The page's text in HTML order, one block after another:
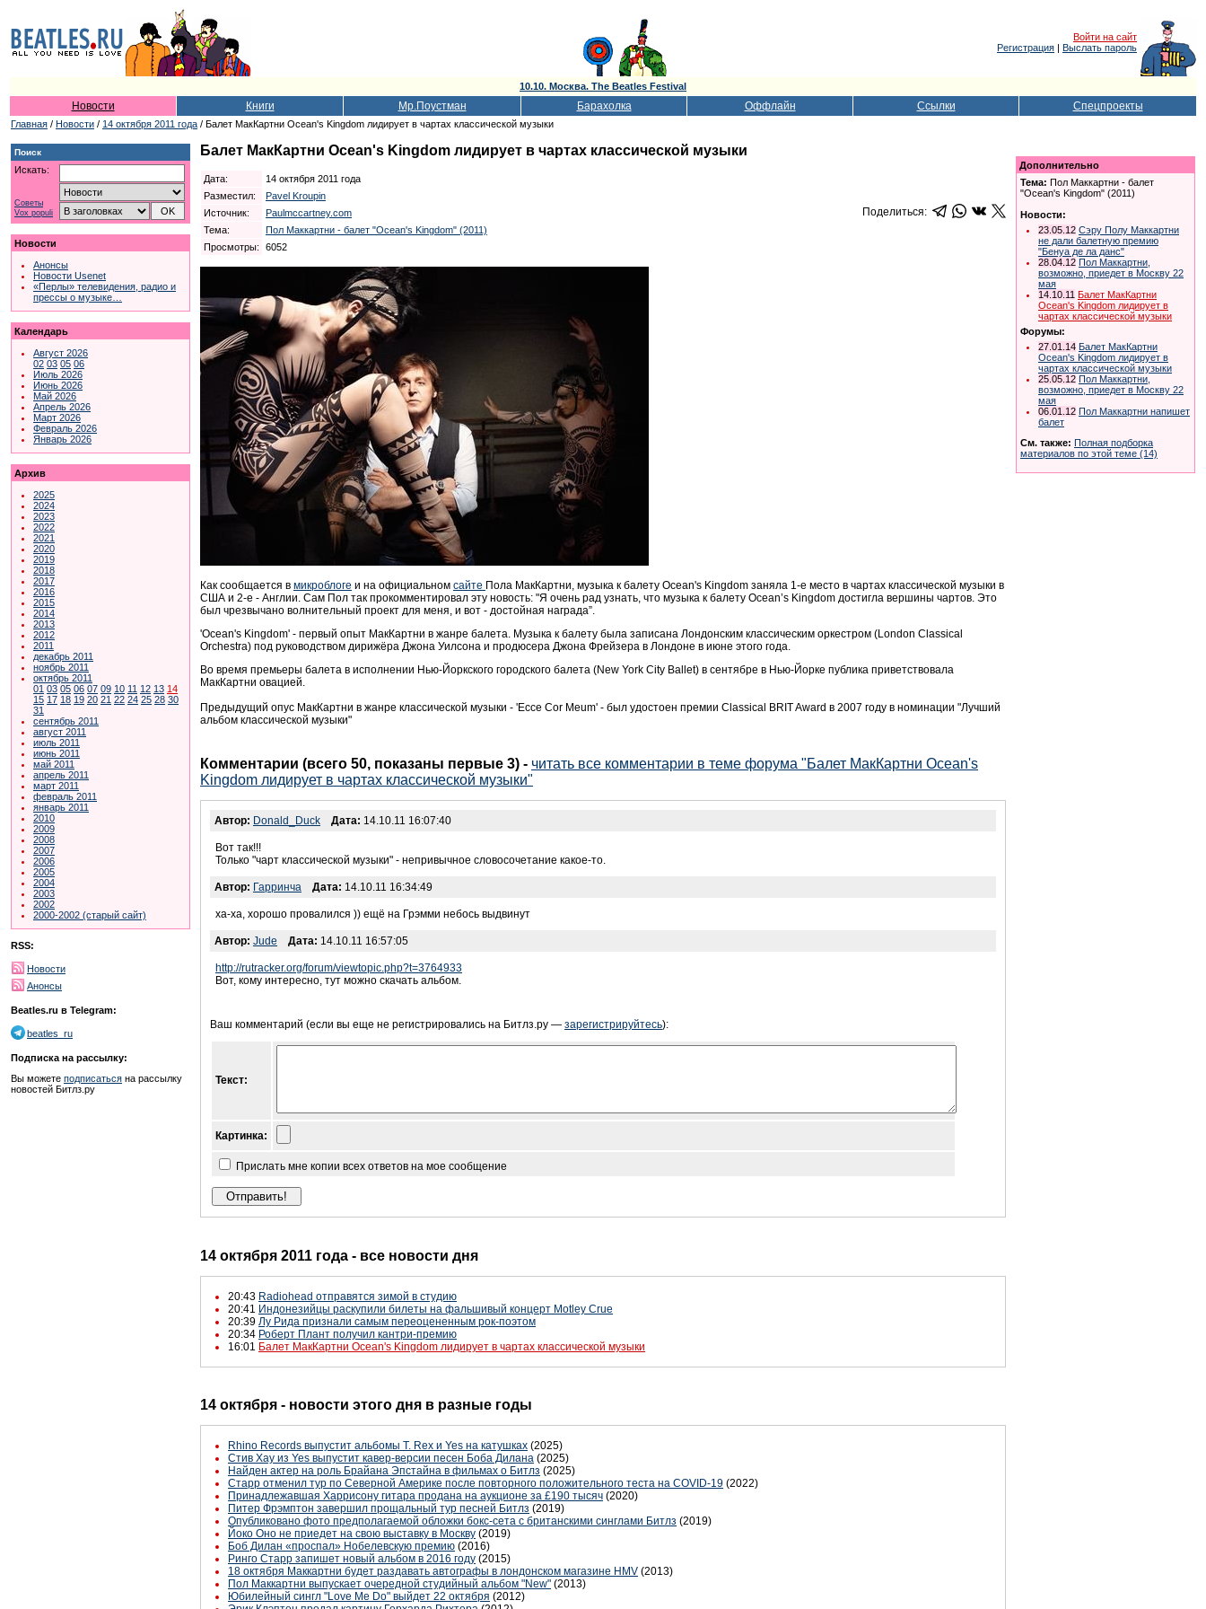
Войти на сайт
Регистрация | Выслать пароль
10.10. Москва. The Beatles Festival
Новости Книги Мр.Поустман Барахолка Оффлайн Ссылки Спецпроекты
Главная / Новости / 14 октября 2011 года / Балет МакКартни Ocean's Kingdom лидирует в чартах классической музыки
Поиск
Искать:
Советы
Vox populi
Новости
Анонсы
Новости Usenet
«Перлы» телевидения, радио и
прессы о музыке…
Календарь
Август 2026
02 03 05 06
Июль 2026
Июнь 2026
Май 2026
Апрель 2026
Март 2026
Февраль 2026
Январь 2026
Архив
2025
2024
2023
2022
2021
2020
2019
2018
2017
2016
2015
2014
2013
2012
2011
декабрь 2011
ноябрь 2011
октябрь 2011
01 03 05 06 07 09 10 11 12 13 14
15 17 18 19 20 21 22 24 25 28 30
31
сентябрь 2011
август 2011
июль 2011
июнь 2011
май 2011
апрель 2011
март 2011
февраль 2011
январь 2011
2010
2009
2008
2007
2006
2005
2004
2003
2002
2000-2002 (старый сайт)
RSS:
Новости
Анонсы
Beatles.ru в Telegram:
beatles_ru
Подписка на рассылку:
Вы можете подписаться на рассылку
новостей Битлз.ру
Балет МакКартни Ocean's Kingdom лидирует в чартах классической музыки
Дата:
14 октября 2011 года
Разместил:
Pavel Kroupin
Источник:
Paulmccartney.com
Тема:
Пол Маккартни - балет "Ocean's Kingdom" (2011)
Просмотры:
6052
Поделиться:
Как сообщается в микроблоге и на официальном сайте Пола МакКартни, музыка к балету Ocean's Kingdom заняла 1-е место в чартах классической музыки в
США и 2-е - Англии. Сам Пол так прокомментировал эту новость: "Я очень рад узнать, что музыка к балету Ocean’s Kingdom достигла вершины чартов. Это
был чрезвычано волнительный проект для меня, и вот - достойная награда”.
'Ocean's Kingdom' - первый опыт МакКартни в жанре балета. Музыка к балету была записана Лондонским классическим оркестром (London Classical
Orchestra) под руководством дирижёра Джона Уилсона и продюсера Джона Фрейзера в Лондоне в июне этого года.
Во время премьеры балета в исполнении Нью-Йоркского городского балета (New York City Ballet) в сентябре в Нью-Йорке публика приветствовала
МакКартни овацией.
Предыдущий опус МакКартни в жанре классической музыки - 'Ecce Cor Meum' - был удостоен премии Classical BRIT Award в 2007 году в номинации "Лучший
альбом классической музыки"
Комментарии (всего 50, показаны первые 3) - читать все комментарии в теме форума "Балет МакКартни Ocean's
Kingdom лидирует в чартах классической музыки"
Автор: Donald_Duck Дата: 14.10.11 16:07:40
Вот так!!!
Только "чарт классической музыки" - непривычное словосочетание какое-то.
Автор: Гарринча Дата: 14.10.11 16:34:49
ха-ха, хорошо провалился )) ещё на Грэмми небось выдвинут
Автор: Jude Дата: 14.10.11 16:57:05
http://rutracker.org/forum/viewtopic.php?t=3764933
Вот, кому интересно, тут можно скачать альбом.
Ваш комментарий (если вы еще не регистрировались на Битлз.ру — зарегистрируйтесь):
Текст:
Картинка:
Прислать мне копии всех ответов на мое сообщение
14 октября 2011 года - все новости дня
20:43 Radiohead отправятся зимой в студию
20:41 Индонезийцы раскупили билеты на фальшивый концерт Motley Crue
20:39 Лу Рида признали самым переоцененным рок-поэтом
20:34 Роберт Плант получил кантри-премию
16:01 Балет МакКартни Ocean's Kingdom лидирует в чартах классической музыки
14 октября - новости этого дня в разные годы
Rhino Records выпустит альбомы T. Rex и Yes на катушках (2025)
Стив Хау из Yes выпустит кавер-версии песен Боба Дилана (2025)
Найден актер на роль Брайана Эпстайна в фильмах о Битлз (2025)
Старр отменил тур по Северной Америке после повторного положительного теста на COVID-19 (2022)
Принадлежавшая Харрисону гитара продана на аукционе за £190 тысяч (2020)
Питер Фрэмптон завершил прощальный тур песней Битлз (2019)
Опубликовано фото предполагаемой обложки бокс-сета с британскими синглами Битлз (2019)
Йоко Оно не приедет на свою выставку в Москву (2019)
Боб Дилан «проспал» Нобелевскую премию (2016)
Ринго Старр запишет новый альбом в 2016 году (2015)
18 октября Маккартни будет раздавать автографы в лондонском магазине HMV (2013)
Пол Маккартни выпускает очередной студийный альбом "New" (2013)
Юбилейный сингл "Love Me Do" выйдет 22 октября (2012)
Дополнительно
Тема: Пол Маккартни - балет
"Ocean's Kingdom" (2011)
Новости:
23.05.12 Сэру Полу Маккартни
не дали балетную премию
"Бенуа де ла данс"
28.04.12 Пол Маккартни,
возможно, приедет в Москву 22
мая
14.10.11 Балет МакКартни
Ocean's Kingdom лидирует в
чартах классической музыки
Форумы:
27.01.14 Балет МакКартни
Ocean's Kingdom лидирует в
чартах классической музыки
25.05.12 Пол Маккартни,
возможно, приедет в Москву 22
мая
06.01.12 Пол Маккартни напишет
балет
См. также: Полная подборка
материалов по этой теме (14)